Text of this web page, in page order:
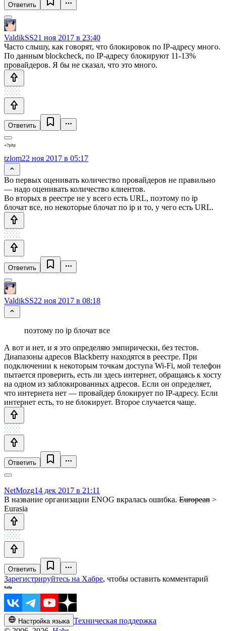
Ответить
ValdikSS21 ноя 2017 в 23:40
Часто слышу, как говорят, что блокировок по IP-адресу много.
По данным blockcheck, по IP-адресу блокируют 11-13%
провайдеров. Я бы не сказал, что это много.
Ответить
tzlom22 ноя 2017 в 05:17
Во первых оценивать количество провайдеров не правильно
— надо оценивать количество клиентов.
Во вторых в реестре не у всего есть URL, поэтому по ip
блочат все, но некоторые блочат по ip и то, у чего есть URL.
Ответить
ValdikSS22 ноя 2017 в 08:18
поэтому по ip блочат все
А вот и нет, и я это определяю эмпирически, без тестов.
Диапазоны адресов Blackberry находятся в реестре. При
подключении к некоторым точкам доступа Wi-Fi, мой телефон
пытается проверить, есть ли здесь интернет, обращаясь к хосту
на одном из заблокированных адресов. Если он определяет,
что интернета нет — провайдер блокирует по IP-адресу. Если
интернет есть, то не блокирует. Второе случается чаще.
Ответить
NetMozg14 дек 2017 в 21:11
В название организации ENOG вкралась ошибка. European >
Eurasia
Ответить
Зарегистрируйтесь на Хабре, чтобы оставить комментарий
Настройка языка Техническая поддержка